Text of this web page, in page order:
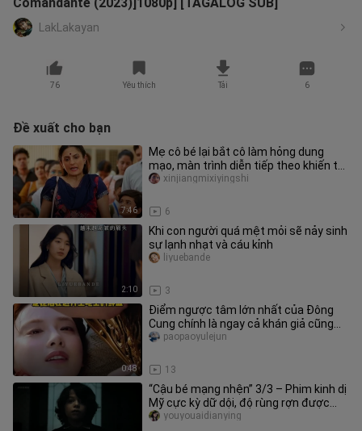
LakLakayan
76 Yêu thích Tải 6
Đề xuất cho bạn
7:46
Mẹ cô bé lại bắt cô làm hỏng dung
mạo, màn trình diễn tiếp theo khiến tất
cả đều sửng sốt – “Tiểu Ti
6
xinjiangmixiyingshi
2:10
Khi con người quá mệt mỏi sẽ nảy sinh
sự lạnh nhạt và cáu kỉnh
3
liyuebande
0:48
Điểm ngược tâm lớn nhất của Đông
Cung chính là ngay cả khán giả cũng
không biết Tiểu Phàm sẽ sống ti
13
paopaoyulejun
“Cậu bé mạng nhện” 3/3 – Phim kinh dị
Mỹ cực kỳ dữ dội, độ rùng rợn được
đẩy lên tối đa, người yếu t
youyouaidianying